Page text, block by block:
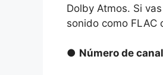
Dolby Atmos. Si
sonido como FLAC
● Número de